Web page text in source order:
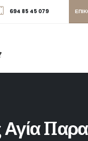
694 85 45 079
Αγία